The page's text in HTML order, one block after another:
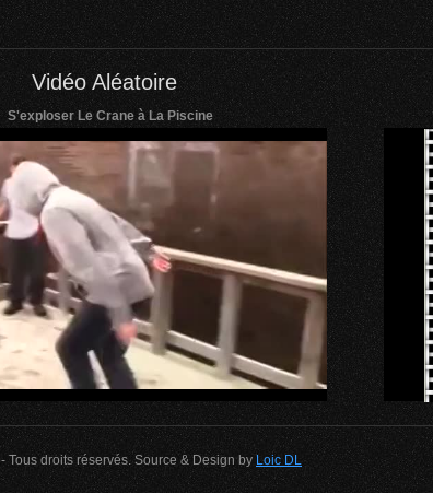
Vidéo Aléatoire
S'exploser Le Crane à La Piscine
- Tous droits réservés. Source & Design by Loic DL